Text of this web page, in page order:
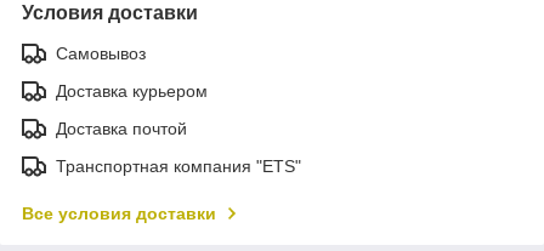
Условия доставки
Самовывоз
Доставка курьером
Доставка почтой
Транспортная компания "ETS"
Все условия доставки